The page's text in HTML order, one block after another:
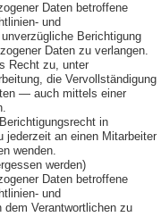
Daten betroffene
und
Berichtigung
Daten zu verlangen.
Recht zu, unter
die Vervollständigung
— auch mittels einer
in
jederzeit an einen Mitarbeiter
wenden.
werden)
Daten betroffene
und
dem Verantwortlichen zu